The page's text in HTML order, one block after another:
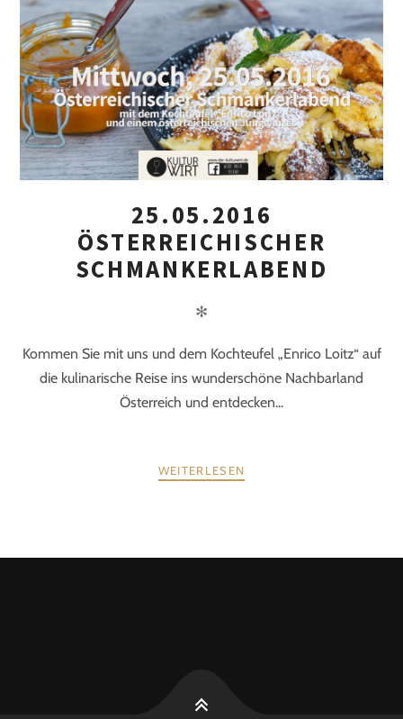
25.05.2016
ÖSTERREICHISCHER
SCHMANKERLABEND
✻
Kommen Sie mit uns und dem Kochteufel „Enrico Loitz“ auf
die kulinarische Reise ins wunderschöne Nachbarland
Österreich und entdecken...
WEITERLESEN